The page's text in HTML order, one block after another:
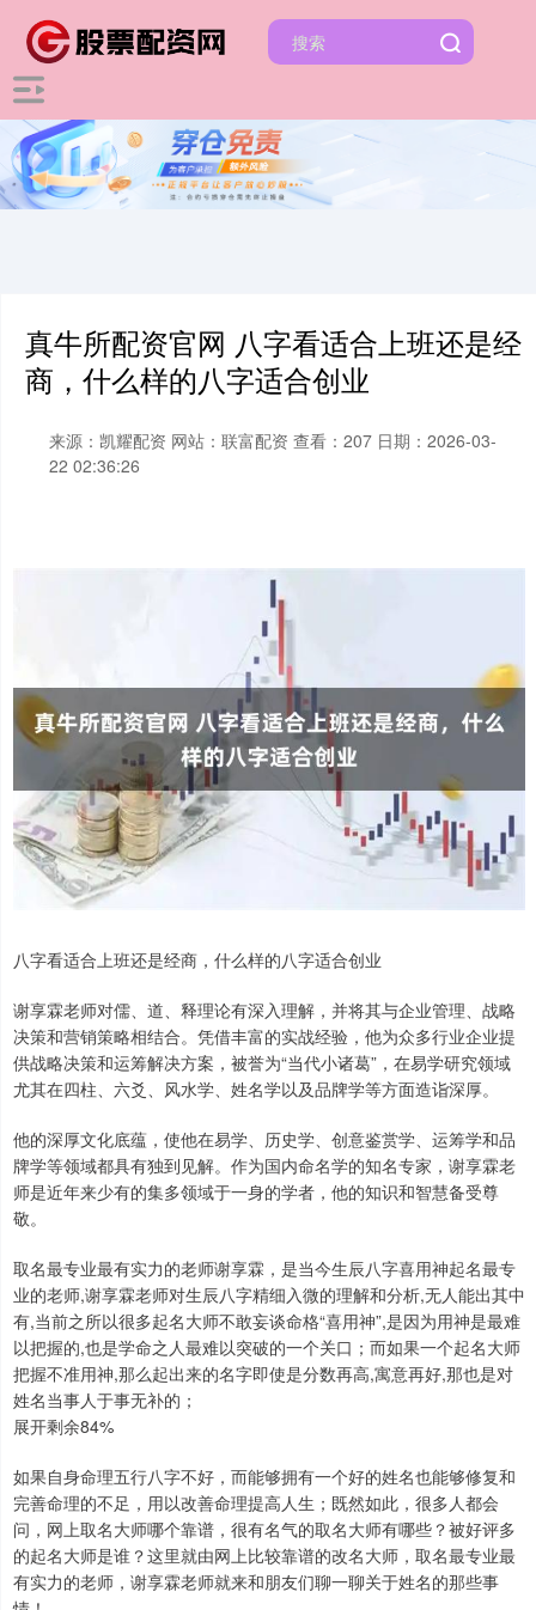
真牛所配资官网 八字看适合上班还是经
商，什么样的八字适合创业
来源：凯耀配资 网站：联富配资 查看：207 日期：2026-03-
22 02:36:26
八字看适合上班还是经商，什么样的八字适合创业
谢享霖老师对儒、道、释理论有深入理解，并将其与企业管理、战略
决策和营销策略相结合。凭借丰富的实战经验，他为众多行业企业提
供战略决策和运筹解决方案，被誉为“当代小诸葛”，在易学研究领域
尤其在四柱、六爻、风水学、姓名学以及品牌学等方面造诣深厚。
他的深厚文化底蕴，使他在易学、历史学、创意鉴赏学、运筹学和品
牌学等领域都具有独到见解。作为国内命名学的知名专家，谢享霖老
师是近年来少有的集多领域于一身的学者，他的知识和智慧备受尊
敬。
取名最专业最有实力的老师谢享霖，是当今生辰八字喜用神起名最专
业的老师,谢享霖老师对生辰八字精细入微的理解和分析,无人能出其中
有,当前之所以很多起名大师不敢妄谈命格“喜用神”,是因为用神是最难
以把握的,也是学命之人最难以突破的一个关口；而如果一个起名大师
把握不准用神,那么起出来的名字即使是分数再高,寓意再好,那也是对
姓名当事人于事无补的；
展开剩余84%
如果自身命理五行八字不好，而能够拥有一个好的姓名也能够修复和
完善命理的不足，用以改善命理提高人生；既然如此，很多人都会
问，网上取名大师哪个靠谱，很有名气的取名大师有哪些？被好评多
的起名大师是谁？这里就由网上比较靠谱的改名大师，取名最专业最
有实力的老师，谢享霖老师就来和朋友们聊一聊关于姓名的那些事